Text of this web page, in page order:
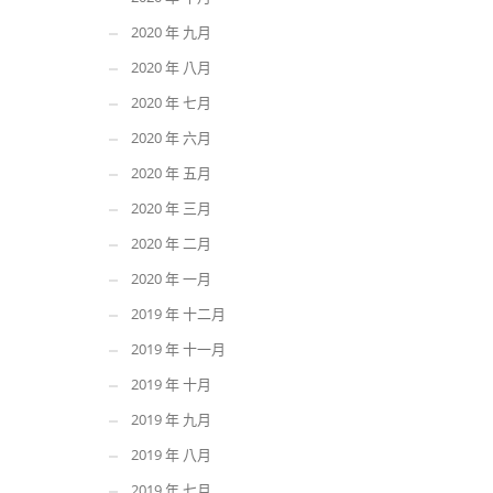
2020 年 九月
2020 年 八月
2020 年 七月
2020 年 六月
2020 年 五月
2020 年 三月
2020 年 二月
2020 年 一月
2019 年 十二月
2019 年 十一月
2019 年 十月
2019 年 九月
2019 年 八月